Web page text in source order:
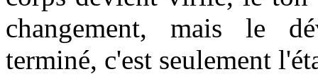
changement, mais le
terminé, c'est seulement